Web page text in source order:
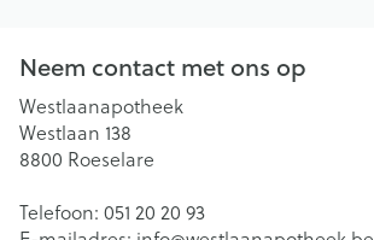
Neem contact met ons op
Westlaanapotheek
Westlaan 138
8800 Roeselare
Telefoon: 051 20 20 93